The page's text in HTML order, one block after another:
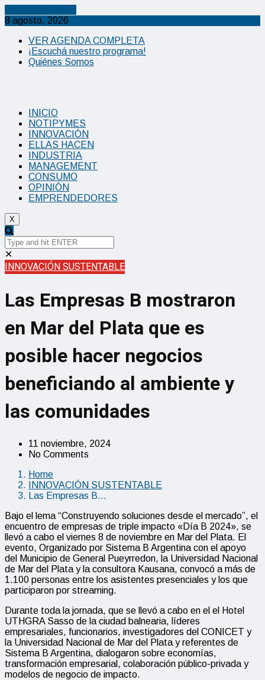
8 agosto, 2026
VER AGENDA COMPLETA
¡Escuchá nuestro programa!
Quiénes Somos
INICIO
NOTIPYMES
INNOVACIÓN
ELLAS HACEN
INDUSTRIA
MANAGEMENT
CONSUMO
OPINIÓN
EMPRENDEDORES
X
✕
INNOVACIÓN SUSTENTABLE
Las Empresas B mostraron
en Mar del Plata que es
posible hacer negocios
beneficiando al ambiente y
las comunidades
11 noviembre, 2024
No Comments
Home
INNOVACIÓN SUSTENTABLE
Las Empresas B…
Bajo el lema “Construyendo soluciones desde el mercado”, el
encuentro de empresas de triple impacto «Día B 2024», se
llevó a cabo el viernes 8 de noviembre en Mar del Plata. El
evento, Organizado por Sistema B Argentina con el apoyo
del Municipio de General Pueyrredon, la Universidad Nacional
de Mar del Plata y la consultora Kausana, convocó a más de
1.100 personas entre los asistentes presenciales y los que
participaron por streaming.
Durante toda la jornada, que se llevó a cabo en el el Hotel
UTHGRA Sasso de la ciudad balnearia, líderes
empresariales, funcionarios, investigadores del CONICET y
la Universidad Nacional de Mar del Plata y referentes de
Sistema B Argentina, dialogaron sobre economías,
transformación empresarial, colaboración público-privada y
modelos de negocio de impacto.